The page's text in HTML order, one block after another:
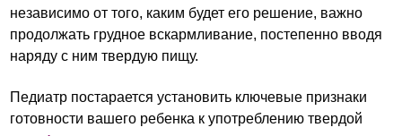
независимо от того, каким будет его решение, важно
продолжать грудное вскармливание, постепенно вводя
наряду с ним твердую пищу.
Педиатр постарается установить ключевые признаки
готовности вашего ребенка к употреблению твердой